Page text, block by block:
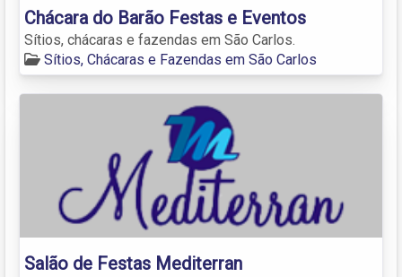
Chácara do Barão Festas e Eventos
Sítios, chácaras e fazendas em São Carlos.
Sítios, Chácaras e Fazendas em São Carlos
Salão de Festas Mediterran